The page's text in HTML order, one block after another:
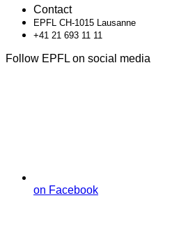
Contact
EPFL CH-1015 Lausanne
+41 21 693 11 11
Follow EPFL on social media
on Facebook